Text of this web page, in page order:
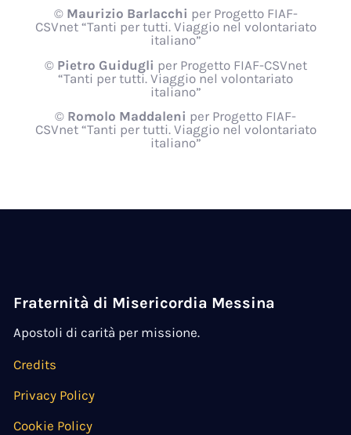
© Maurizio Barlacchi per Progetto FIAF-
CSVnet “Tanti per tutti. Viaggio nel volontariato
italiano”
© Pietro Guidugli per Progetto FIAF-CSVnet
“Tanti per tutti. Viaggio nel volontariato
italiano”
© Romolo Maddaleni per Progetto FIAF-
CSVnet “Tanti per tutti. Viaggio nel volontariato
italiano”
Fraternità di Misericordia Messina
Apostoli di carità per missione.
Credits
Privacy Policy
Cookie Policy